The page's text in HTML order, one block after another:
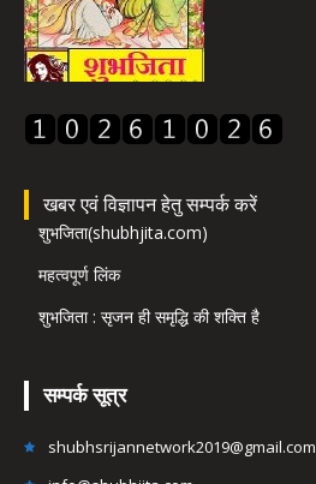
खबर एवं विज्ञापन हेतु सम्पर्क करें
शुभजिता(shubhjita.com)
महत्वपूर्ण लिंक
शुभजिता : सृजन ही समृद्धि की शक्ति है
सम्पर्क सूत्र
shubhsrijannetwork2019@gmail.com